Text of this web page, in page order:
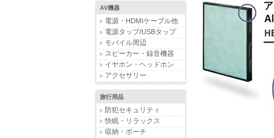
AV機器
電源・HDMIケーブル他
電源タップ/USBタップ
モバイル周辺
スピーカー・録音機器
イヤホン・ヘッドホン
アクセサリー
旅行用品
防犯セキュリティ
快眠・リラックス
収納・ポーチ